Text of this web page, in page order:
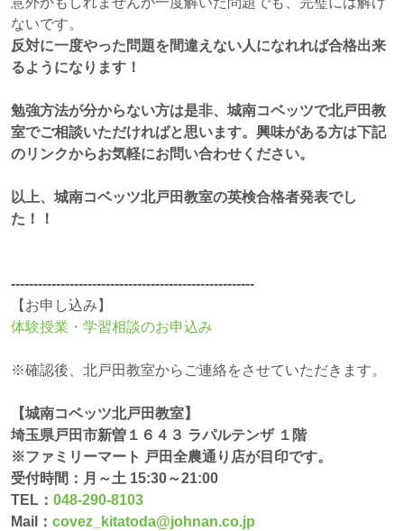
ないです。
反対に一度やった問題を間違えない人になれれば合格出来
るようになります！
勉強方法が分からない方は是非、城南コベッツで北戸田教
室でご相談いただければと思います。興味がある方は下記
のリンクからお気軽にお問い合わせください。
以上、城南コベッツ北戸田教室の英検合格者発表でし
た！！
------------------------------------------------------
【お申し込み】
体験授業・学習相談のお申込み
※確認後、北戸田教室からご連絡をさせていただきます。
【城南コベッツ北戸田教室】
埼玉県戸田市新曽１６４３ ラパルテンザ １階
※ファミリーマート 戸田全農通り店が目印です。
受付時間：月～土 15:30～21:00
TEL： 048-290-8103
Mail： covez_kitatoda@johnan.co.jp